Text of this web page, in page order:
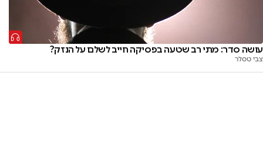
עושה סדר: מתי רב שטעה בפסיקה חייב לשלם על הנזק?
צבי טסלר